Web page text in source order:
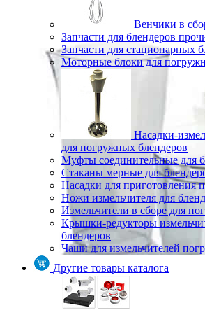
Венчики в
Запчасти для блендеров
Запчасти для стационарных
Моторные блоки для
Насадки-
для погружных блендеров
Муфты соединительные для
Стаканы мерные для
Насадки для приготовления
Ножи измельчителя для
Измельчители в сборе для
Крышки-редукторы
блендеров
Чаши для измельчителей
Другие товары каталога